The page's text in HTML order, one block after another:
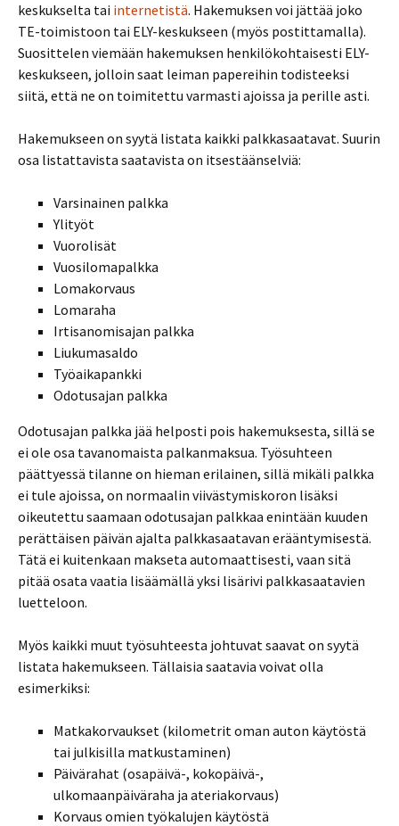
keskukselta tai internetistä. Hakemuksen voi jättää joko
TE-toimistoon tai ELY-keskukseen (myös postittamalla).
Suosittelen viemään hakemuksen henkilökohtaisesti ELY-
keskukseen, jolloin saat leiman papereihin todisteeksi
siitä, että ne on toimitettu varmasti ajoissa ja perille asti.
Hakemukseen on syytä listata kaikki palkkasaatavat. Suurin
osa listattavista saatavista on itsestäänselviä:
Varsinainen palkka
Ylityöt
Vuorolisät
Vuosilomapalkka
Lomakorvaus
Lomaraha
Irtisanomisajan palkka
Liukumasaldo
Työaikapankki
Odotusajan palkka
Odotusajan palkka jää helposti pois hakemuksesta, sillä se
ei ole osa tavanomaista palkanmaksua. Työsuhteen
päättyessä tilanne on hieman erilainen, sillä mikäli palkka
ei tule ajoissa, on normaalin viivästymiskoron lisäksi
oikeutettu saamaan odotusajan palkkaa enintään kuuden
perättäisen päivän ajalta palkkasaatavan erääntymisestä.
Tätä ei kuitenkaan makseta automaattisesti, vaan sitä
pitää osata vaatia lisäämällä yksi lisärivi palkkasaatavien
luetteloon.
Myös kaikki muut työsuhteesta johtuvat saavat on syytä
listata hakemukseen. Tällaisia saatavia voivat olla
esimerkiksi:
Matkakorvaukset (kilometrit oman auton käytöstä
tai julkisilla matkustaminen)
Päivärahat (osapäivä-, kokopäivä-,
ulkomaanpäiväraha ja ateriakorvaus)
Korvaus omien työkalujen käytöstä